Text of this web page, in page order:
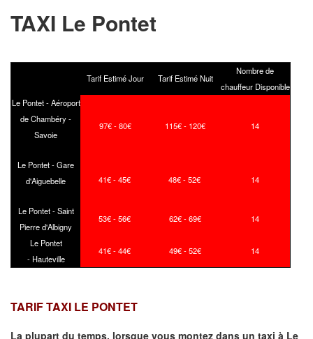
TAXI Le Pontet
Tarif Estimé Jour Tarif Estimé Nuit
Nombre de
chauffeur Disponible
Le Pontet - Aéroport
de Chambéry -
Savoie
97€ - 80€ 115€ - 120€ 14
Le Pontet - Gare
d'Aiguebelle
41€ - 45€ 48€ - 52€ 14
Le Pontet - Saint
Pierre d'Albigny
53€ - 56€ 62€ - 69€ 14
Le Pontet
- Hauteville
41€ - 44€ 49€ - 52€ 14
TARIF TAXI LE PONTET
La plupart du temps, lorsque vous montez dans un taxi à Le